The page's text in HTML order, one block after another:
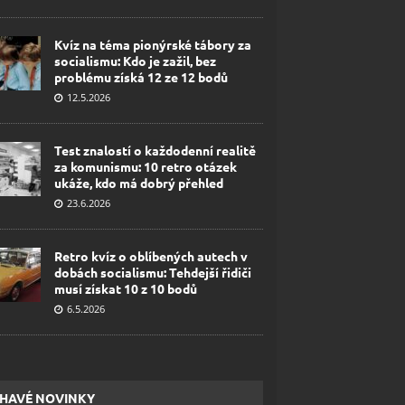
Kvíz na téma pionýrské tábory za
socialismu: Kdo je zažil, bez
problému získá 12 ze 12 bodů
12.5.2026
Test znalostí o každodenní realitě
za komunismu: 10 retro otázek
ukáže, kdo má dobrý přehled
23.6.2026
Retro kvíz o oblíbených autech v
dobách socialismu: Tehdejší řidiči
musí získat 10 z 10 bodů
6.5.2026
NOVINKY